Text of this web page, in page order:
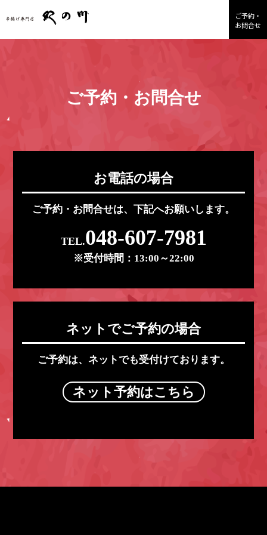
ご予約・
お問合せ
ご予約・お問合せ
お電話の場合
ご予約・お問合せは、下記へお願いします。
TEL.048-607-7981
※受付時間：13:00～22:00
ネットでご予約の場合
ご予約は、ネットでも受付けております。
ネット予約はこちら